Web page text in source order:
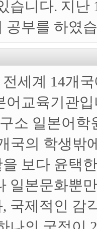
습니다. 지난
공부를 하였
세계 14개
어교육기관
소 일본어학
국의 학생밖
보다 윤택
일본문화뿐
국제적인 감